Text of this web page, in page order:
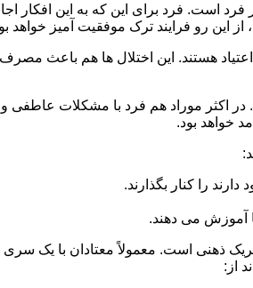
است. فرد برای این که به این
این رو فرایند ترک موفقیت آمیز خواهد
اعتیاد هستند. این اختلال ها هم باعث
اکثر موراد هم فرد با مشکلات
خواهد بود.
را کنار بگذارند.
آموزش می دهند.
ذهنی است. معمولاً معتادان با یک
از: